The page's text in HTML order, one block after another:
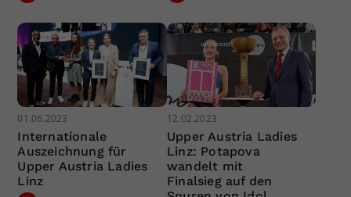
01.06.2023
Internationale
Auszeichnung für
Upper Austria Ladies
Linz
12.02.2023
Upper Austria Ladies
Linz: Potapova
wandelt mit
Finalsieg auf den